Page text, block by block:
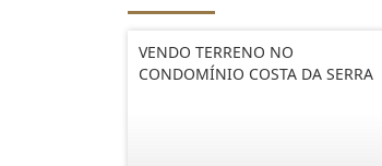
VENDO TERRENO NO
CONDOMÍNIO COSTA DA SERRA